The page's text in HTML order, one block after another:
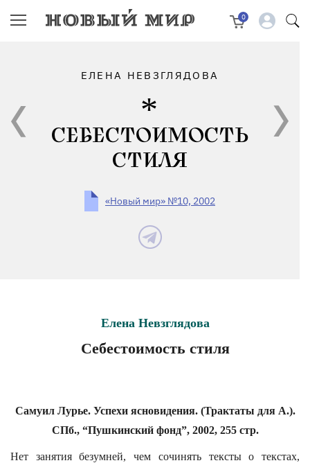
0
ЕЛЕНА НЕВЗГЛЯДОВА
СЕБЕСТОИМОСТЬ
СТИЛЯ
«Новый мир» №10, 2002
Елена Невзглядова
Себестоимость стиля
Самуил Лурье. Успехи ясновидения. (Трактаты для А.).
СПб., “Пушкинский фонд”, 2002, 255 стр.
Нет занятия безумней, чем сочинять тексты о текстах,